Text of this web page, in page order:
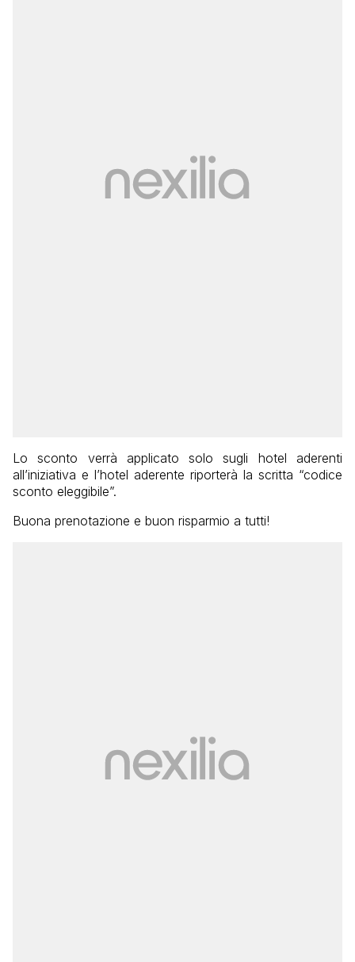
Lo sconto verrà applicato solo sugli hotel aderenti
all’iniziativa e l’hotel aderente riporterà la scritta “codice
sconto eleggibile”.
Buona prenotazione e buon risparmio a tutti!